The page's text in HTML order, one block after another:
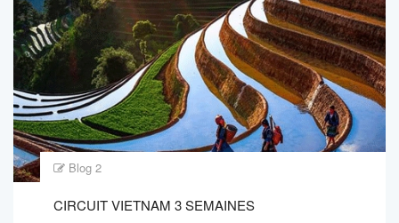
Blog 2
CIRCUIT VIETNAM 3 SEMAINES